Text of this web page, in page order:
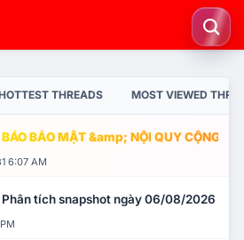
THREADS MOST VIEWED
BẢO MẬT &amp; NỘI QUY CỘNG
6:07 AM
Phân tích snapshot ngày 06/08/2026